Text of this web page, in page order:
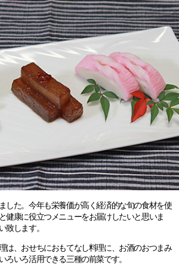
した。今年も栄養価が高く経済的な旬の食材を使
健康に役立つメニューをお届けしたいと思いま
致します。
は、おせちにおもてなし料理に、お酒のおつまみ
ろいろ活用できる三種の前菜です。